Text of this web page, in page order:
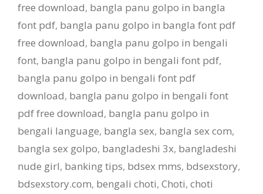
free download, bangla panu golpo in bangla
font pdf, bangla panu golpo in bangla font pdf
free download, bangla panu golpo in bengali
font, bangla panu golpo in bengali font pdf,
bangla panu golpo in bengali font pdf
download, bangla panu golpo in bengali font
pdf free download, bangla panu golpo in
bengali language, bangla sex, bangla sex com,
bangla sex golpo, bangladeshi 3x, bangladeshi
nude girl, banking tips, bdsex mms, bdsexstory,
bdsexstory.com, bengali choti, Choti, choti